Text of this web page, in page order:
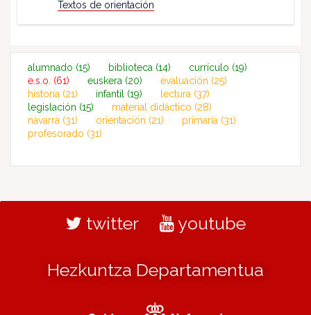
Textos de orientación
alumnado (15) biblioteca (14) currículo (19)
e.s.o. (61) euskera (20) evaluación (25)
historia (21) infantil (19) lectura (37)
legislación (15) material didáctico (28)
navarra (31) orientación (21) primaria (31)
profesorado (31)
twitter youtube
Hezkuntza Departamentua